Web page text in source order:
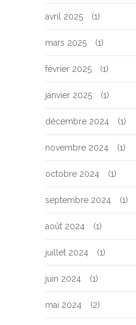
avril 2025 (1)
mars 2025 (1)
février 2025 (1)
janvier 2025 (1)
décembre 2024 (1)
novembre 2024 (1)
octobre 2024 (1)
septembre 2024 (1)
août 2024 (1)
juillet 2024 (1)
juin 2024 (1)
mai 2024 (2)